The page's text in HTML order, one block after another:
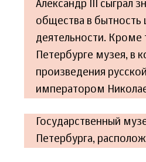
Александр III сыграл
общества в бытность
деятельности. Кроме
Петербурге музея,
произведения
императором
Государственный
Петербурга,